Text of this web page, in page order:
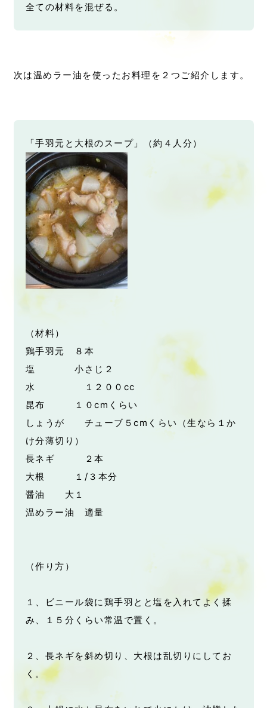
全ての材料を混ぜる。
次は温めラー油を使ったお料理を２つご紹介します。
「手羽元と大根のスープ」（約４人分）
（材料）
鶏手羽元 ８本
塩 小さじ２
水 １２００cc
昆布 １０cmくらい
しょうが チューブ５cmくらい（生なら１か
け分薄切り）
長ネギ ２本
大根 １/３本分
醤油 大１
温めラー油 適量
（作り方）
１、ビニール袋に鶏手羽とと塩を入れてよく揉
み、１５分くらい常温で置く。
２、長ネギを斜め切り、大根は乱切りにしてお
く。